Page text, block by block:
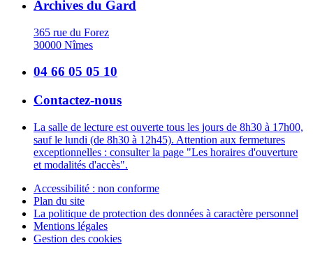
Archives du Gard
365 rue du Forez
30000 Nîmes
04 66 05 05 10
Contactez-nous
La salle de lecture est ouverte tous les jours de 8h30 à 17h00,
sauf le lundi (de 8h30 à 12h45). Attention aux fermetures
exceptionnelles : consulter la page "Les horaires d'ouverture
et modalités d'accès".
Accessibilité : non conforme
Plan du site
La politique de protection des données à caractère personnel
Mentions légales
Gestion des cookies